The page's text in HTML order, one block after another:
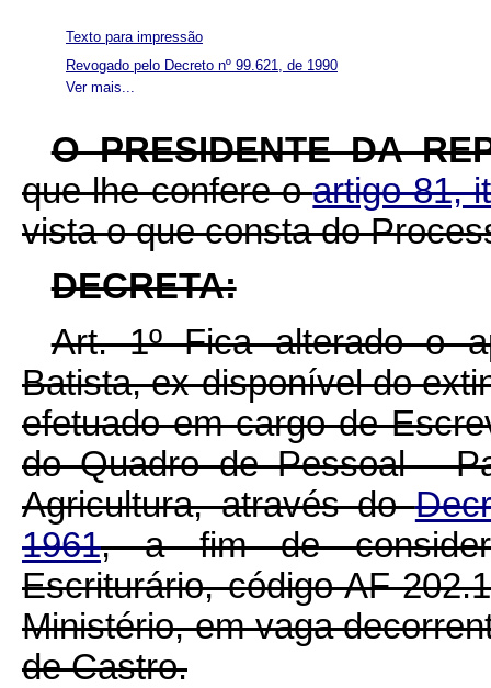
Ver mais...
Texto para impressão
Revogado pelo Decreto nº 99.621, de 1990
O PRESIDENTE DA
que lhe confere oartigo 81,
vista o que consta do
DECRETA:
Art. 1º Fica alterado o
Batista, ex-disponível do
efetuado em cargo de
do Quadro de Pessoal -
Agricultura, através do
1961, a fim de
Escriturário, código AF-
Ministério, em vaga
de Castro.